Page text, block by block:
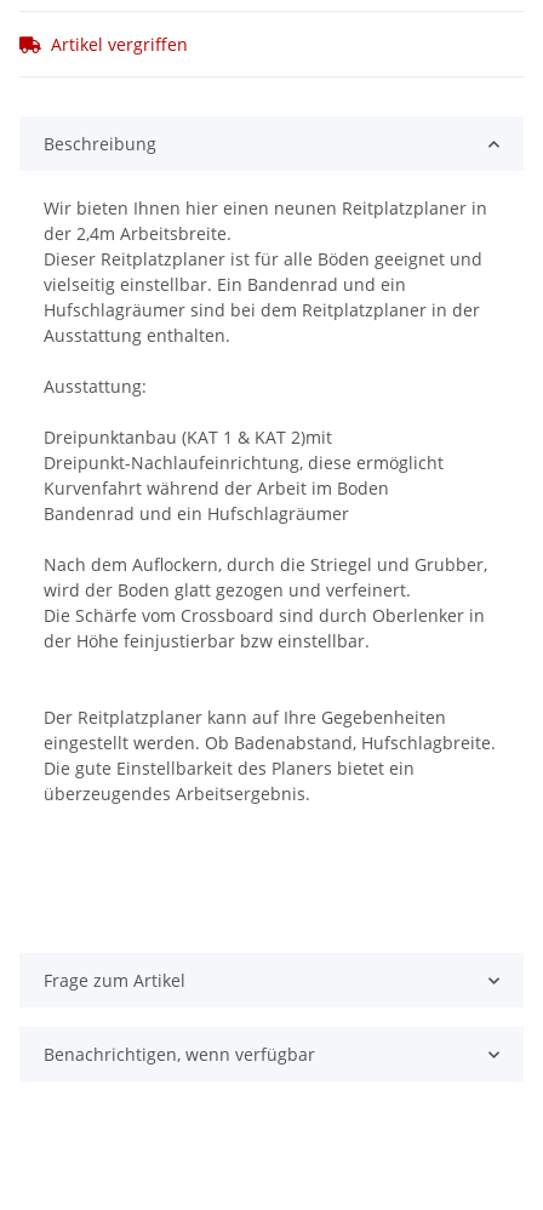
Artikel vergriffen
Beschreibung
Wir bieten Ihnen hier einen neunen Reitplatzplaner in
der 2,4m Arbeitsbreite.
Dieser Reitplatzplaner ist für alle Böden geeignet und
vielseitig einstellbar. Ein Bandenrad und ein
Hufschlagräumer sind bei dem Reitplatzplaner in der
Ausstattung enthalten.
Ausstattung:
Dreipunktanbau (KAT 1 & KAT 2)mit
Dreipunkt-Nachlaufeinrichtung, diese ermöglicht
Kurvenfahrt während der Arbeit im Boden
Bandenrad und ein Hufschlagräumer
Nach dem Auflockern, durch die Striegel und Grubber,
wird der Boden glatt gezogen und verfeinert.
Die Schärfe vom Crossboard sind durch Oberlenker in
der Höhe feinjustierbar bzw einstellbar.
Der Reitplatzplaner kann auf Ihre Gegebenheiten
eingestellt werden. Ob Badenabstand, Hufschlagbreite.
Die gute Einstellbarkeit des Planers bietet ein
überzeugendes Arbeitsergebnis.
Frage zum Artikel
Benachrichtigen, wenn verfügbar